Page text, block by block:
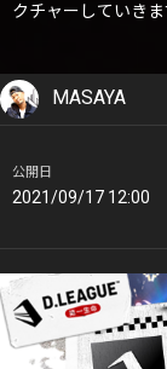
クチャーしていき
MASAYA
公開日
2021/09/17 12:00